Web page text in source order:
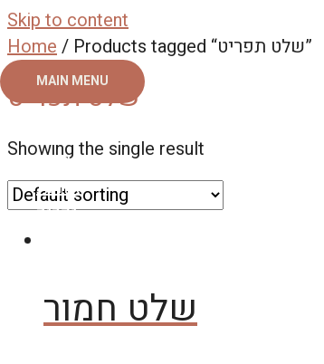
Skip to content
MAIN MENU
צור קשר
אודות
גלריה
Home / Products tagged “שלט תפריט”
שלט תפריט
Showing the single result
שלט חמור